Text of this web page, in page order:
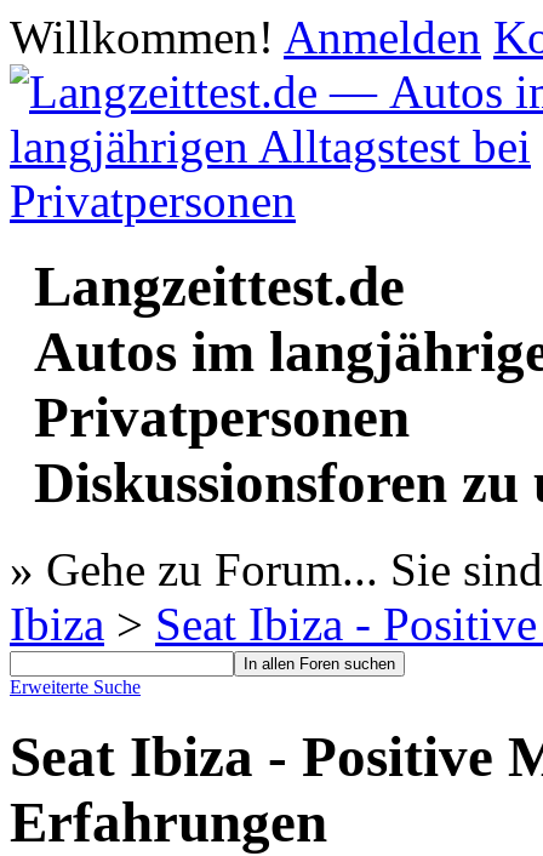
Willkommen! Anmelden
Langzeittest.de
Autos im
Privatpersonen
Diskussionsforen zu
» Gehe zu Forum... Sie
Ibiza > Seat Ibiza -
Erweiterte Suche
Seat Ibiza - Positive
Erfahrungen